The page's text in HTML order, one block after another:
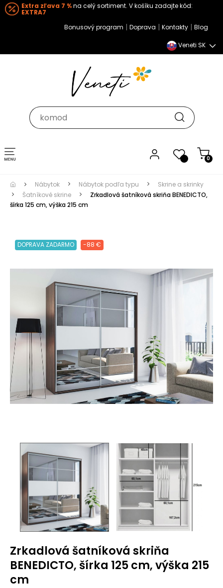
Extra zľava 7 %na celý sortiment. V košíku zadajte kód:
EXTRA7
Bonusový program | Doprava | Kontakty | Blog
Veneti SK
0
Toggle navigation
Nábytok Nábytok podľa typu
Skrine a skrinky
Šatníkové skrine
Zrkadlová šatníková skriňa BENEDICTO,
šírka 125 cm, výška 215 cm
DOPRAVA ZADARMO -88 €
Zrkadlová šatníková skriňa
BENEDICTO, šírka 125 cm, výška 215
cm